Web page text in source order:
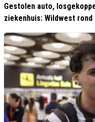
Gestolen auto,
ziekenhuis: Wildwest rond